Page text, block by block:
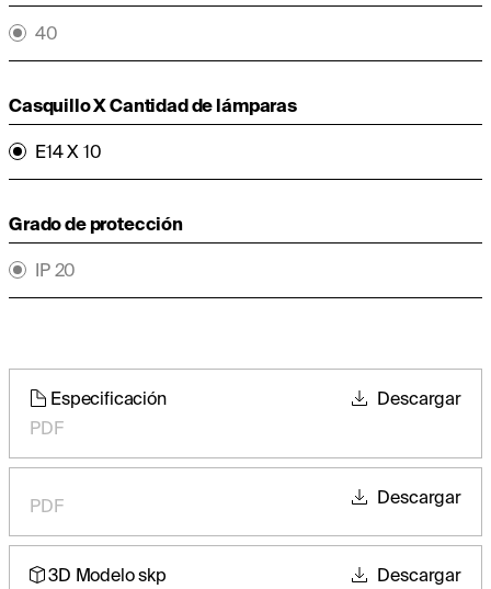
40
Casquillo X Cantidad de lámparas
E14 X 10
Grado de protección
IP 20
Especificación
PDF
Descargar
PDF Descargar
3D Modelo skp
Descargar